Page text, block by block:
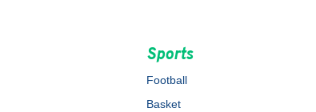
Sports
Football
Basket